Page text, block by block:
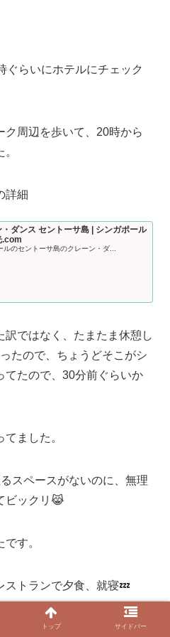
ぐらいにホテルにチェック
ク周辺を歩いて、20時から
詳細
・ダンス セントーサ島 | シンガポール
.com
ルのセントーサ島のクレーン・ダ...
訳ではなく、たまたま休憩し
たので、ちょうどそこがシ
てたので、30分前ぐらいか
ました。
スペースがないのに、無理
ビックリ😹
す。
ストランで夕食、就寝💤
トップ サイドバー